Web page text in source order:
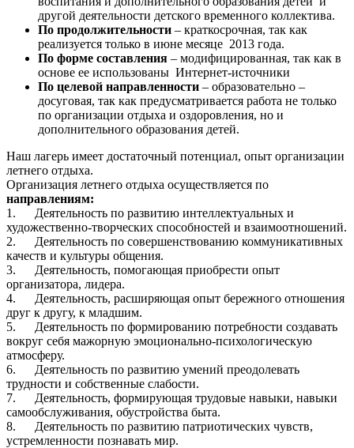
другой деятельности детского временного коллектива.
По продолжительности – краткосрочная, так как
реализуется только в июне месяце 2013 года.
По форме составления – модифицированная, так как в
основе ее использованы Интернет-источники
По целевой направленности – образовательно –
досуговая, так как предусматривается работа не только
по организации отдыха и оздоровления, но и
дополнительного образования детей.
Наш лагерь имеет достаточный потенциал, опыт организации
летнего отдыха.
Организация летнего отдыха осуществляется по
направлениям:
1. Деятельность по развитию интеллектуальных и
художественно-творческих способностей и взаимоотношений.
2. Деятельность по совершенствованию коммуникативных
качеств и культуры общения.
3. Деятельность, помогающая приобрести опыт
организатора, лидера.
4. Деятельность, расширяющая опыт бережного отношения
друг к другу, к младшим.
5. Деятельность по формированию потребности создавать
вокруг себя мажорную эмоционально-психологическую
атмосферу.
6. Деятельность по развитию умений преодолевать
трудности и собственные слабости.
7. Деятельность, формирующая трудовые навыки, навыки
самообслуживания, обустройства быта.
8. Деятельность по развитию патриотических чувств,
устремленности познавать мир.